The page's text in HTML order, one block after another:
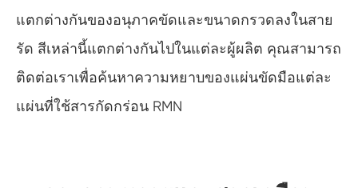
แตกต่างกันของอนุภาคขัดและขนาดกรวดลงในสาย
รัด สีเหล่านี้แตกต่างกันไปในแต่ละผู้ผลิต คุณสามารถ
ติดต่อเราเพื่อค้นหาความหยาบของแผ่นขัดมือแต่ละ
แผ่นที่ใช้สารกัดกร่อน RMN